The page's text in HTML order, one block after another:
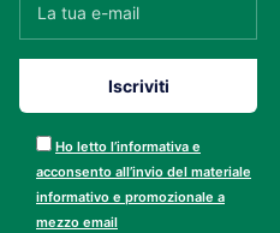
Ho letto l’informativa e
acconsento all’invio del materiale
informativo e promozionale a
mezzo email